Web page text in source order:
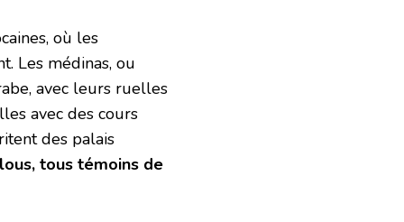
où les
Les médinas, ou
avec leurs ruelles
avec des cours
des palais
tous témoins de